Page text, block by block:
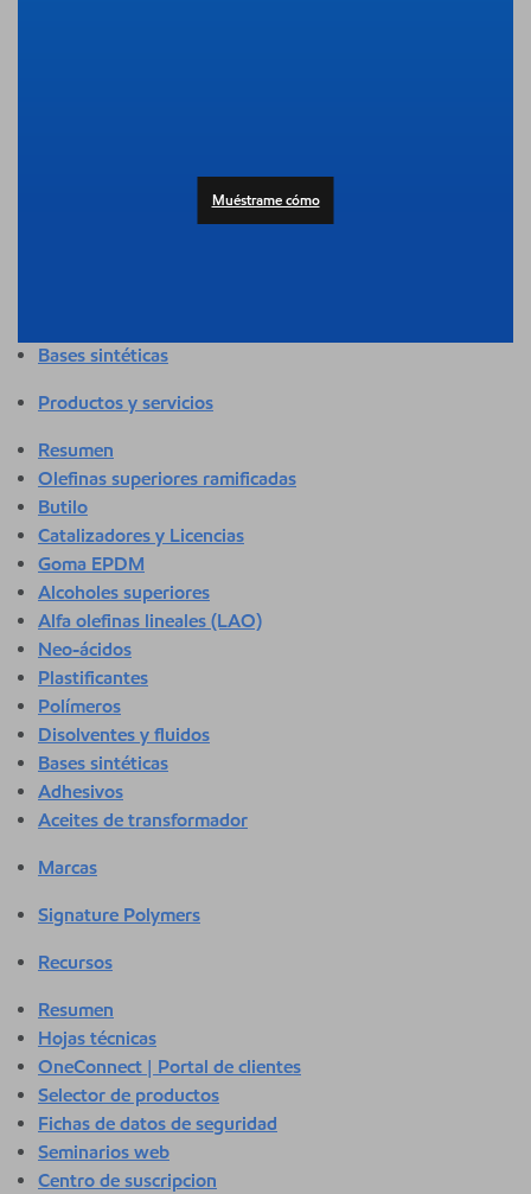
Productos al consumidor
Atención médica y sanitaria
Bases sintéticas
Productos y servicios
Resumen
Olefinas superiores ramificadas
Butilo
Catalizadores y Licencias
Goma EPDM
Alcoholes superiores
Alfa olefinas lineales (LAO)
Neo-ácidos
Plastificantes
Polímeros
Disolventes y fluidos
Bases sintéticas
Adhesivos
Aceites de transformador
Marcas
Signature Polymers
Recursos
Resumen
Hojas técnicas
OneConnect | Portal de clientes
Selector de productos
Fichas de datos de seguridad
Seminarios web
Centro de suscripcion
Muéstrame cómo